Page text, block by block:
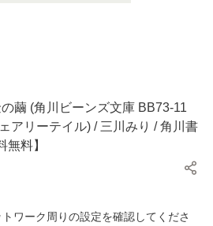
繭 (角川ビーンズ文庫 BB73-11
アリーテイル) / 三川みり / 角川書
無料】
ワーク周りの設定を確認してくださ